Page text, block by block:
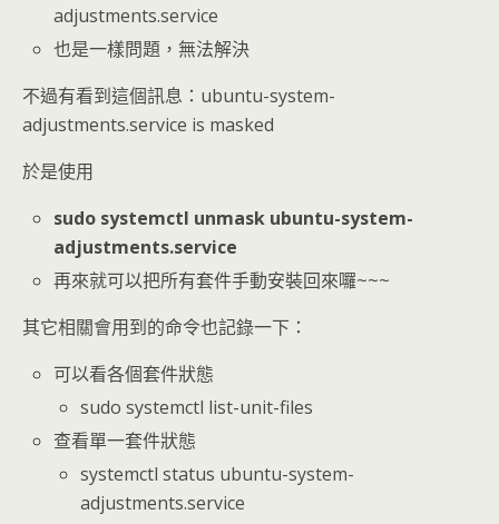
adjustments.service
也是一樣問題，無法解決
不過有看到這個訊息：ubuntu-system-
adjustments.service is masked
於是使用
sudo systemctl unmask ubuntu-system-
adjustments.service
再來就可以把所有套件手動安裝回來囉~~~
其它相關會用到的命令也記錄一下：
可以看各個套件狀態
sudo systemctl list-unit-files
查看單一套件狀態
systemctl status ubuntu-system-
adjustments.service